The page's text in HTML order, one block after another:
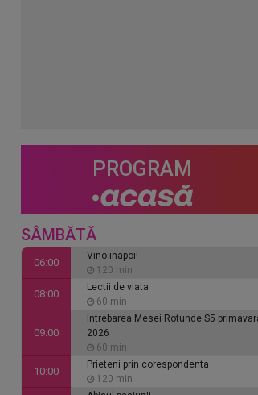
PROGRAM
SÂMBĂTĂ
06:00
Vino inapoi!
120 min
08:00
Lectii de viata
60 min
09:00
Intrebarea Mesei Rotunde S5
2026
60 min
10:00
Prieteni prin corespondenta
120 min